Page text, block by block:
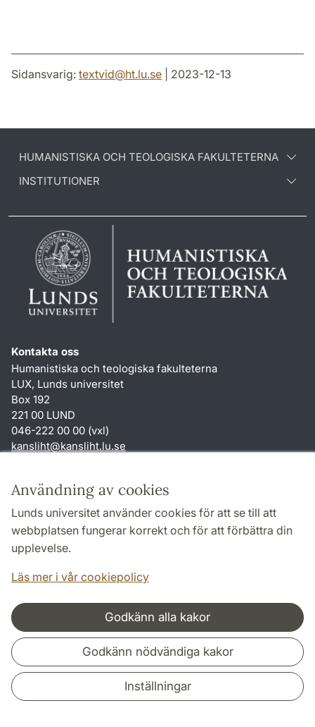
Användning av cookies
Lunds universitet använder cookies för att se till att
webbplatsen fungerar korrekt och för att förbättra din
upplevelse.
Läs mer i vår cookiepolicy
Godkänn alla kakor
Godkänn nödvändiga kakor
Inställningar
Sidansvarig: textvid@ht.lu.se | 2023-12-13
HUMANISTISKA OCH TEOLOGISKA FAKULTETERNA
INSTITUTIONER
Kontakta oss
Humanistiska och teologiska fakulteterna
LUX, Lunds universitet
Box 192
221 00 LUND
046-222 00 00 (vxl)
kansliht@kansliht.lu.se
Genvägar
Om webbplatsen och cookies
Behandling av personuppgifter
Tillgänglighetsredogörelse
Samarbeten och nätverk